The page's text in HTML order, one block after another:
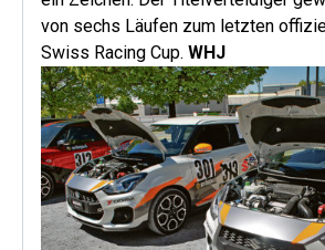
von sechs Läufen zum letzten
Swiss Racing Cup. WHJ